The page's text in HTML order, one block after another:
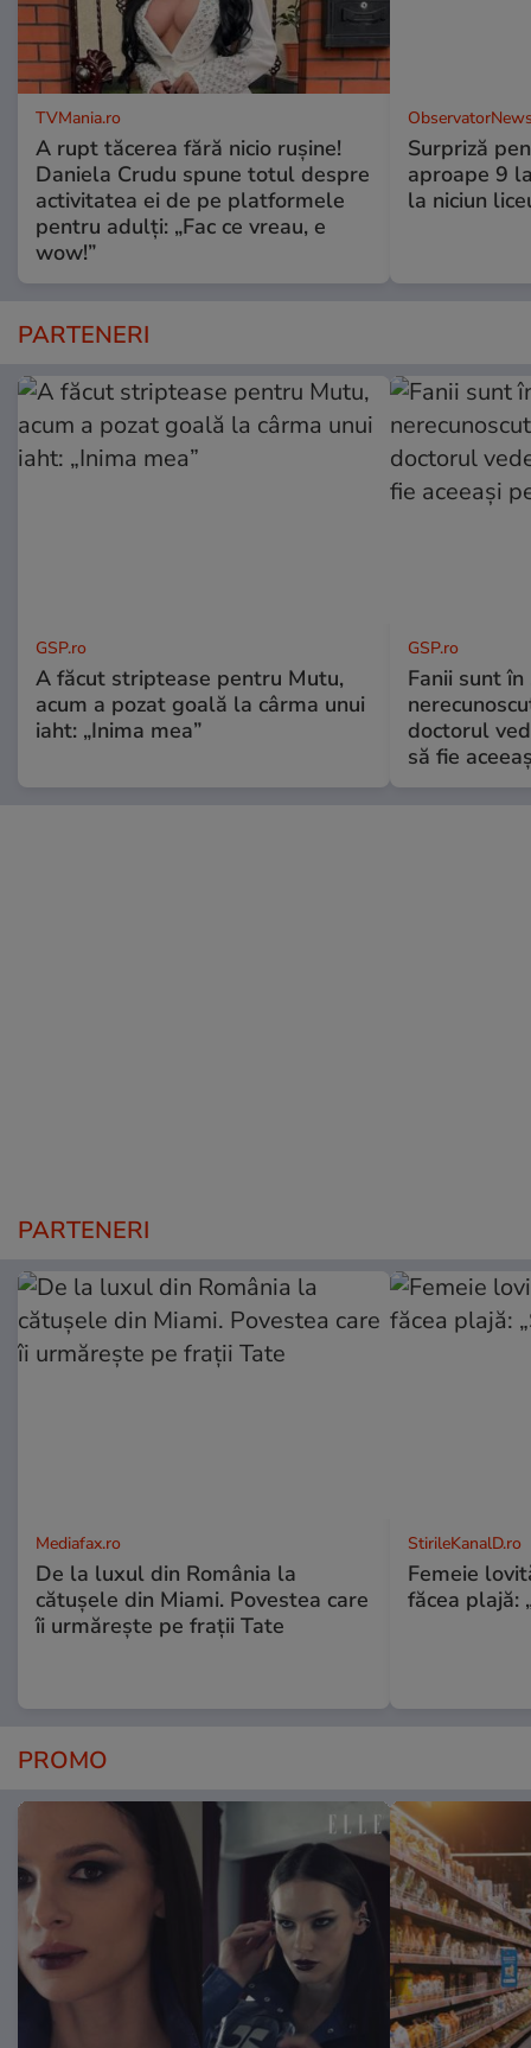
TVMania.ro
A rupt tăcerea fără nicio rușine!
Daniela Crudu spune totul despre
activitatea ei de pe platformele
pentru adulți: „Fac ce vreau, e
wow!”
Surpriză
aproape 9
la niciun
PARTENERI
GSP.ro
A făcut striptease pentru Mutu,
acum a pozat goală la cârma unui
iaht: „Inima mea”
GSP.ro
Fanii sunt în
doctorul
să fie
PARTENERI
Mediafax.ro
De la luxul din România la
cătușele din Miami. Povestea care
îi urmărește pe frații Tate
StirileKanalD.ro
Femeie
făcea plajă:
PROMO